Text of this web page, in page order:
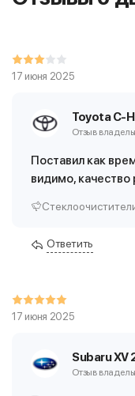
17 июня 2025
Toyota C-
Отзыв
Поставил как
видимо, качество
Ответить
17 июня 2025
Subaru XV
Отзыв